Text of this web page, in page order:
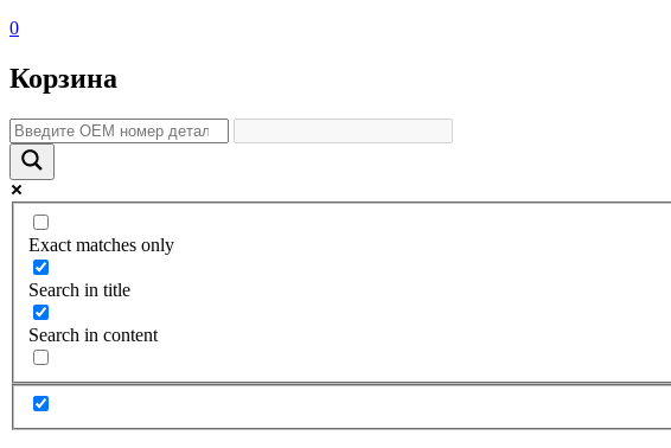
0
Корзина
Exact matches only
Search in title
Search in content